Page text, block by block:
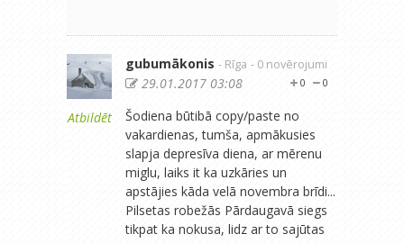
Atbildēt
gubumākonis - Rīga - 0 novērojumi
0
0
29.01.2017 03:08
Šodiena būtibā copy/paste no
vakardienas, tumša, apmākusies
slapja depresīva diena, ar mērenu
miglu, laiks it ka uzkāries un
apstājies kāda velā novembra brīdi...
Pilsetas robežās Pārdaugavā siegs
tikpat ka nokusa, lidz ar to sajūtas